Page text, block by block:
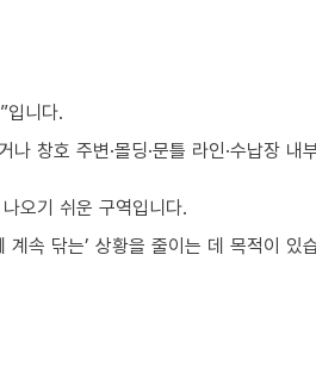
입니다.
창호 주변·몰딩·문틀 라인·수납장
오기 쉬운 구역입니다.
속 닦는’ 상황을 줄이는 데 목적이 있